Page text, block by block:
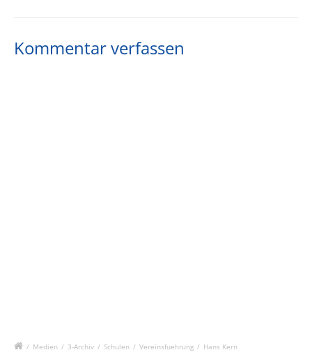
Kommentar verfassen
/ Medien / 3-Archiv / Schulen / Vereinsfuehrung / Hans Kern